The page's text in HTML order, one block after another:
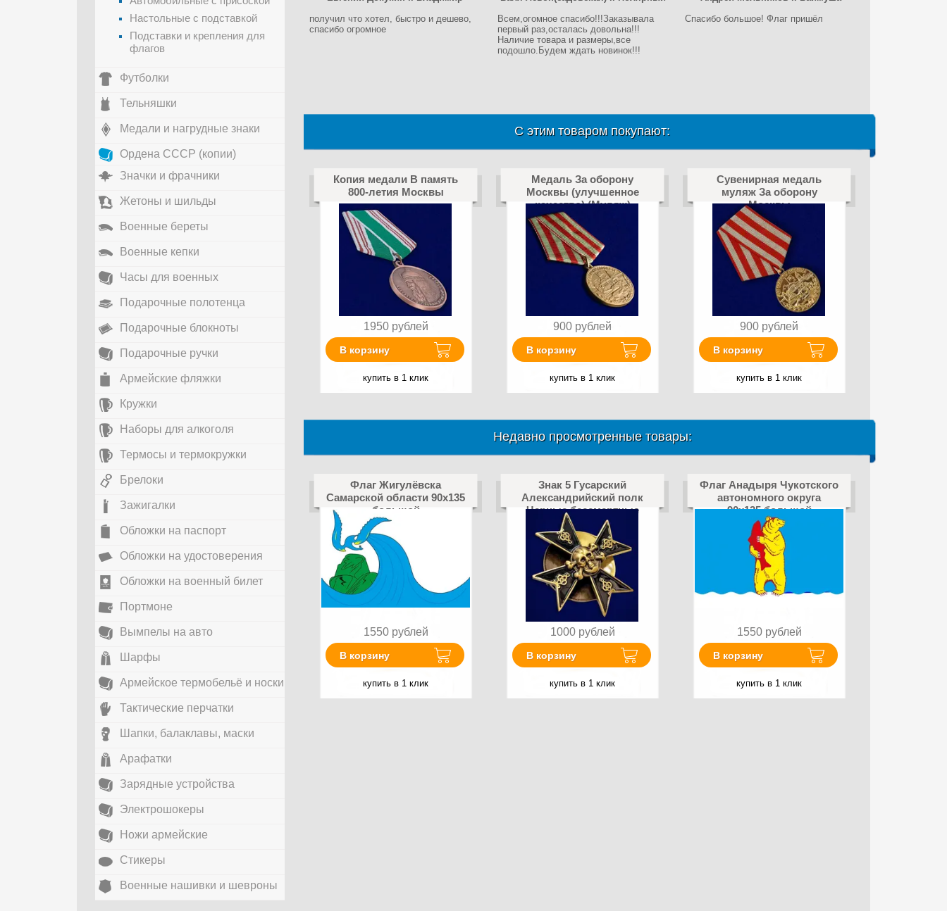
получил что хотел, быстро и дешево,
спасибо огромное
Всем,огомное спасибо!!!Заказывала
первый раз,осталась довольна!!!
Наличие товара и размеры,все
подошло.Будем ждать новинок!!!
Спасибо большое! Флаг пришёл
С этим товаром покупают:
Копия медали В память
800-летия Москвы
1950 рублей
В корзину
купить в 1 клик
Медаль За оборону
Москвы (улучшенное
качество) (Муляж)
900 рублей
В корзину
купить в 1 клик
Сувенирная медаль
муляж За оборону
Москвы
900 рублей
В корзину
купить в 1 клик
Недавно просмотренные товары:
Флаг Жигулёвска
Самарской области 90х135
большой
1550 рублей
В корзину
купить в 1 клик
Знак 5 Гусарский
Александрийский полк
Черные бессмертные
гусары
1000 рублей
В корзину
купить в 1 клик
Флаг Анадыря Чукотского
автономного округа
90х135 большой
1550 рублей
В корзину
купить в 1 клик
Настольные с подставкой
Подставки и крепления для
флагов
Футболки
Тельняшки
Медали и нагрудные знаки
Ордена СССР (копии)
Значки и фрачники
Жетоны и шильды
Военные береты
Военные кепки
Часы для военных
Подарочные полотенца
Подарочные блокноты
Подарочные ручки
Армейские фляжки
Кружки
Наборы для алкоголя
Термосы и термокружки
Брелоки
Зажигалки
Обложки на паспорт
Обложки на удостоверения
Обложки на военный билет
Портмоне
Вымпелы на авто
Шарфы
Армейское термобельё и носки
Тактические перчатки
Шапки, балаклавы, маски
Арафатки
Зарядные устройства
Электрошокеры
Ножи армейские
Стикеры
Военные нашивки и шевроны